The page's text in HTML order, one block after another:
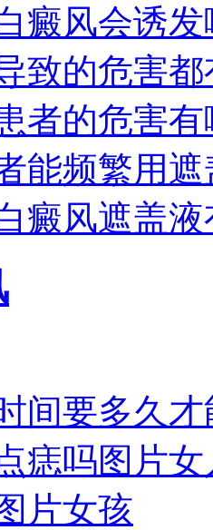
癜风会诱
致的危害
者的危害
能频繁用
癜风遮盖
间要多久
痣吗图片女
片女孩